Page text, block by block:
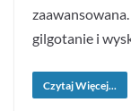
gilgotanie i
Czytaj Więcej...